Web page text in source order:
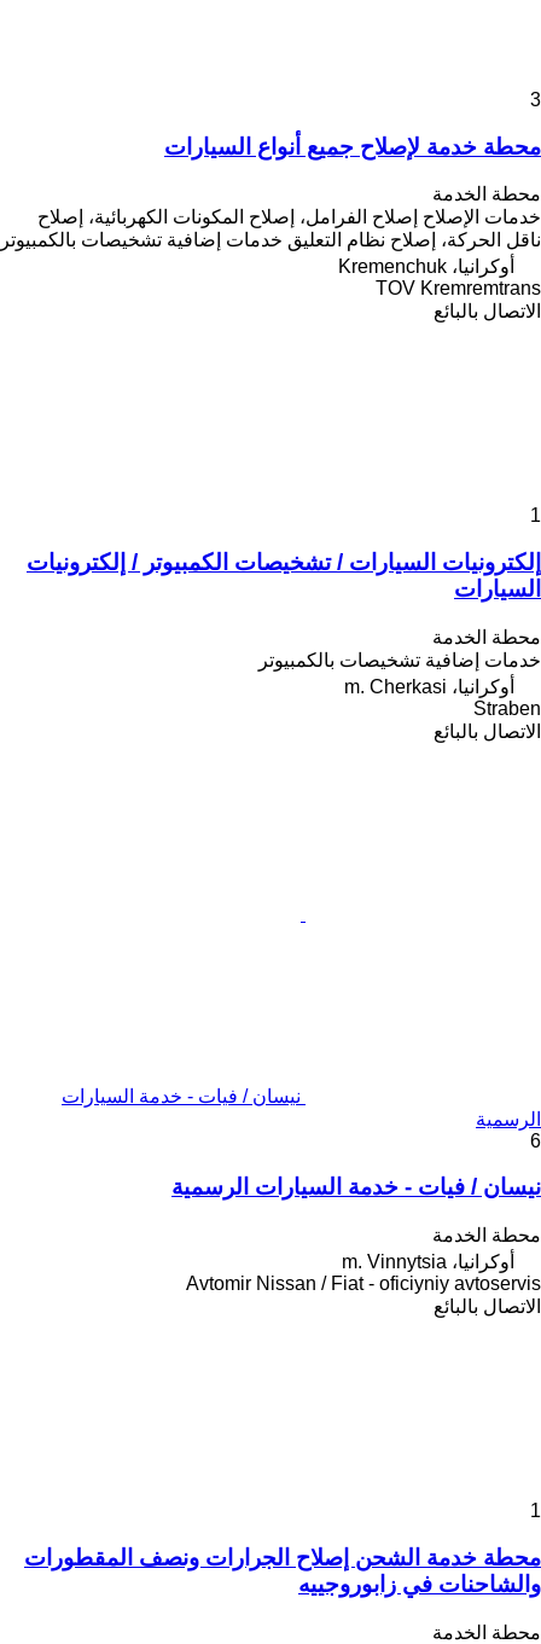
3
محطة خدمة لإصلاح جميع أنواع السيارات
محطة الخدمة
خدمات الإصلاح إصلاح الفرامل، إصلاح المكونات الكهربائية، إصلاح
ناقل الحركة، إصلاح نظام التعليق خدمات إضافية تشخيصات بالكمبيوتر
أوكرانيا، Kremenchuk
TOV Kremremtrans
الاتصال بالبائع
1
إلكترونيات السيارات / تشخيصات الكمبيوتر / إلكترونيات
السيارات
محطة الخدمة
خدمات إضافية تشخيصات بالكمبيوتر
أوكرانيا، m. Cherkasi
Straben
الاتصال بالبائع
نيسان / فيات - خدمة السيارات
الرسمية
6
نيسان / فيات - خدمة السيارات الرسمية
محطة الخدمة
أوكرانيا، m. Vinnytsia
Avtomir Nissan / Fiat - oficiyniy avtoservis
الاتصال بالبائع
1
محطة خدمة الشحن إصلاح الجرارات ونصف المقطورات
والشاحنات في زابوروجييه
محطة الخدمة